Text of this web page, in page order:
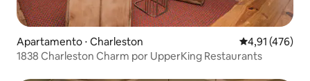
Apartamento ⋅ Charleston 4,91 de uma
4,91 (476)
1838 Charleston Charm por UpperKing Restaurants